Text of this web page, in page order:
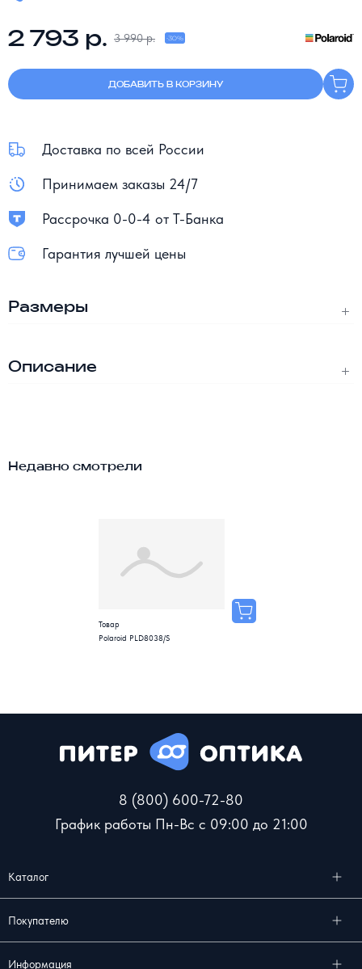
2 793 р. 3 990 р. -30%
ДОБАВИТЬ В КОРЗИНУ
Доставка по всей России
Принимаем заказы 24/7
Рассрочка 0-0-4 от Т-Банка
Гарантия лучшей цены
Размеры
Описание
Недавно смотрели
Товар
Polaroid PLD8038/S
8 (800) 600-72-80
График работы Пн-Вс с 09:00 до 21:00
Каталог
Покупателю
Информация